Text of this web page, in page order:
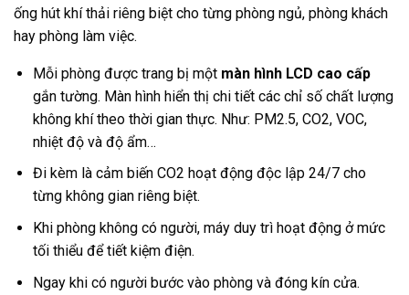
ống hút khí thải riêng biệt cho từng phòng ngủ, phòng khách
hay phòng làm việc.
Mỗi phòng được trang bị một màn hình LCD cao cấp
gắn tường. Màn hình hiển thị chi tiết các chỉ số chất lượng
không khí theo thời gian thực. Như: PM2.5, CO2, VOC,
nhiệt độ và độ ẩm…
Đi kèm là cảm biến CO2 hoạt động độc lập 24/7 cho
từng không gian riêng biệt.
Khi phòng không có người, máy duy trì hoạt động ở mức
tối thiểu để tiết kiệm điện.
Ngay khi có người bước vào phòng và đóng kín cửa.